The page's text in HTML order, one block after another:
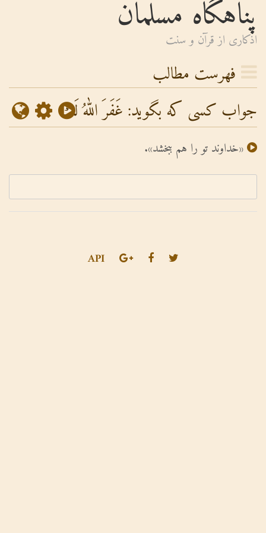
پناهگاه مسلمان
اذكارى از قرآن و سنت
فهرست مطالب
جواب کسی که بگوید: غَفَرَ اللهُ لَك
«خداوند تو را هم ببخشد».
API